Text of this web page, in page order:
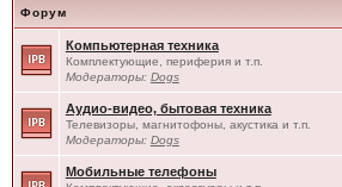
Форум
Компьютерная техника
Комплектующие, периферия и т.п.
Модераторы: Dogs
Аудио-видео, бытовая техника
Телевизоры, магнитофоны, акустика и т.п.
Модераторы: Dogs
Мобильные телефоны